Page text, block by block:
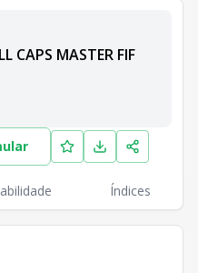
subclasses disponíveis,
FIF AÇÕES
CAPS MASTER FIF
Índices